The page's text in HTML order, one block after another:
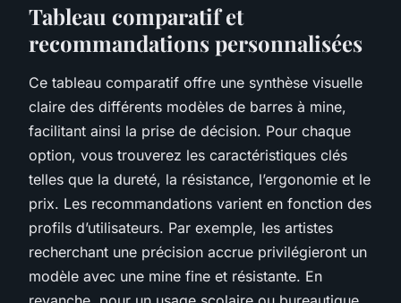
Tableau comparatif et
recommandations personnalisées
Ce tableau comparatif offre une synthèse visuelle
claire des différents modèles de barres à mine,
facilitant ainsi la prise de décision. Pour chaque
option, vous trouverez les caractéristiques clés
telles que la dureté, la résistance, l’ergonomie et le
prix. Les recommandations varient en fonction des
profils d’utilisateurs. Par exemple, les artistes
recherchant une précision accrue privilégieront un
modèle avec une mine fine et résistante. En